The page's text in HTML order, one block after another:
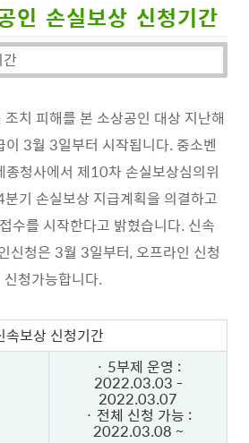
인 손실보상 신청기간
치 피해를 본 소상공인 대상 지난해
3월 3일부터 시작됩니다. 중소벤
청사에서 제10차 손실보상심의위
기 손실보상 지급계획을 의결하고
수를 시작한다고 밝혔습니다. 신속
신청은 3월 3일부터, 오프라인 신청
청가능합니다.
속보상 신청기간
· 5부제 운영 :
2022.03.03 -
2022.03.07
· 전체 신청 가능 :
2022.03.08 ~